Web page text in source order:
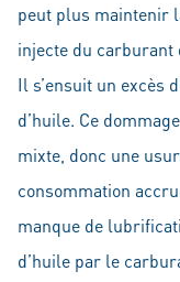
peut plus maintenir
injecte du carburant
Il s’ensuit un excès
d’huile. Ce
mixte, donc une
consommation
manque de
d’huile par le